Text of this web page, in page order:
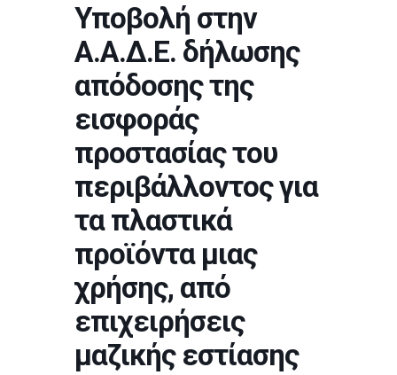
Υποβολή στην
Α.Α.Δ.Ε. δήλωσης
απόδοσης της
εισφοράς
προστασίας του
περιβάλλοντος για
τα πλαστικά
προϊόντα μιας
χρήσης, από
επιχειρήσεις
μαζικής εστίασης